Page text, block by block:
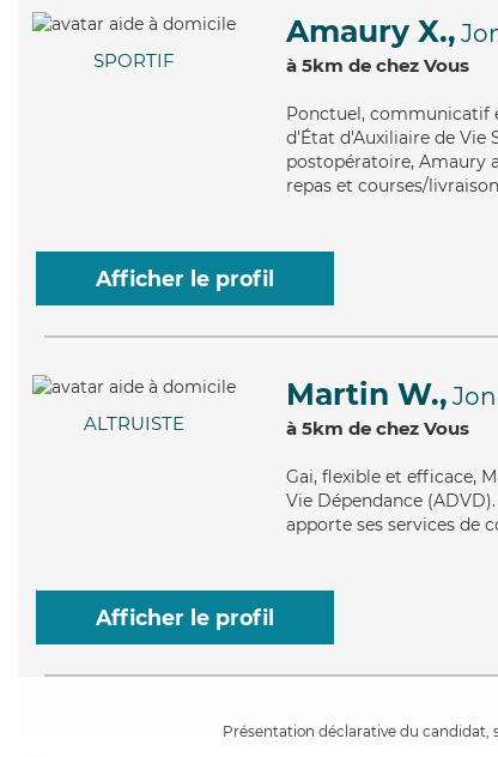
SPORTIF
Amaury X.,
à 5km de chez Vous
Ponctuel, communicatif
d'État d'Auxiliaire de Vie
postopératoire, Amaury
repas et courses/
Afficher le profil
ALTRUISTE
Martin W.,
à 5km de chez Vous
Gai, flexible et efficace,
Vie Dépendance
apporte ses services de
Afficher le profil
Présentation déclarative du candidat,